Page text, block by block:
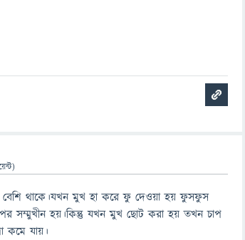
বেশি থাকে।যখন মুখ হা করে ফু দেওয়া হয় ফুসফুস
সম্মুখীন হয়।কিন্তু যখন মুখ ছোট করা হয় তখন চাপ
কমে যায়।